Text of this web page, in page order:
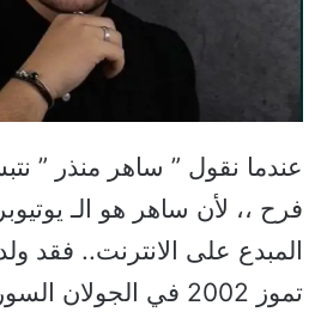
عندما نقول ” ساهر منذر ”
فرح ،، لأن ساهر هو الـ
تموز 2002 في الجولان